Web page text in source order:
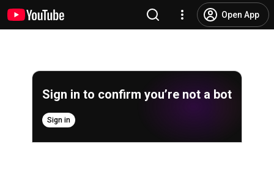
Open App
Sign in to confirm you’re not a bot
Sign in